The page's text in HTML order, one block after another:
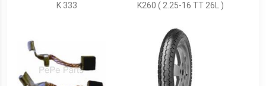
K 333
K260 ( 2.25-16 TT 26L )